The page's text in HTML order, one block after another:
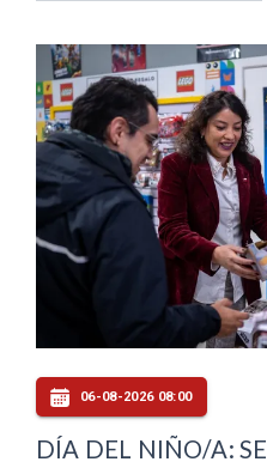
06-08-2026 08:00
DÍA DEL NIÑO/A: